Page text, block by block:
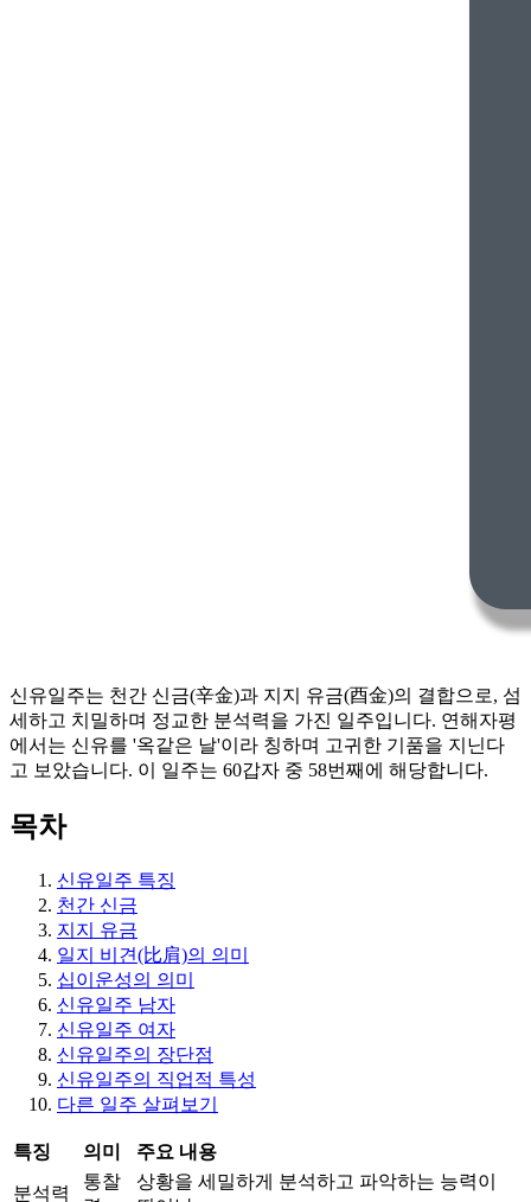
신유일주는 천간 신금(辛金)과 지지 유금(酉金)의 결합으로, 섬
세하고 치밀하며 정교한 분석력을 가진 일주입니다. 연해자평
에서는 신유를 '옥같은 날'이라 칭하며 고귀한 기품을 지닌다
고 보았습니다. 이 일주는 60갑자 중 58번째에 해당합니다.
목차
신유일주 특징
천간 신금
지지 유금
일지 비견(比肩)의 의미
십이운성의 의미
신유일주 남자
신유일주 여자
신유일주의 장단점
신유일주의 직업적 특성
다른 일주 살펴보기
특징 의미 주요 내용
분석력
통찰
상황을 세밀하게 분석하고 파악하는 능력이